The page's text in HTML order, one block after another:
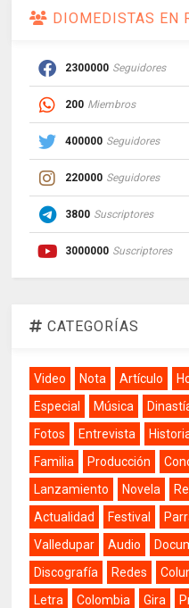
DIOMEDISTAS EN
2300000 Seguidores
200 Miembros
400000 Seguidores
220000 Seguidores
3800 Suscriptores
3000000 Suscriptores
CATEGORÍAS
Video Nota Artículo
Especial
Música
Fotos
Entrevista
Familia
Producción
Lanzamiento
Novela
Actualidad
Festival
Valledupar
Audio
Discografía
Redes
Letra
Colombia Gira